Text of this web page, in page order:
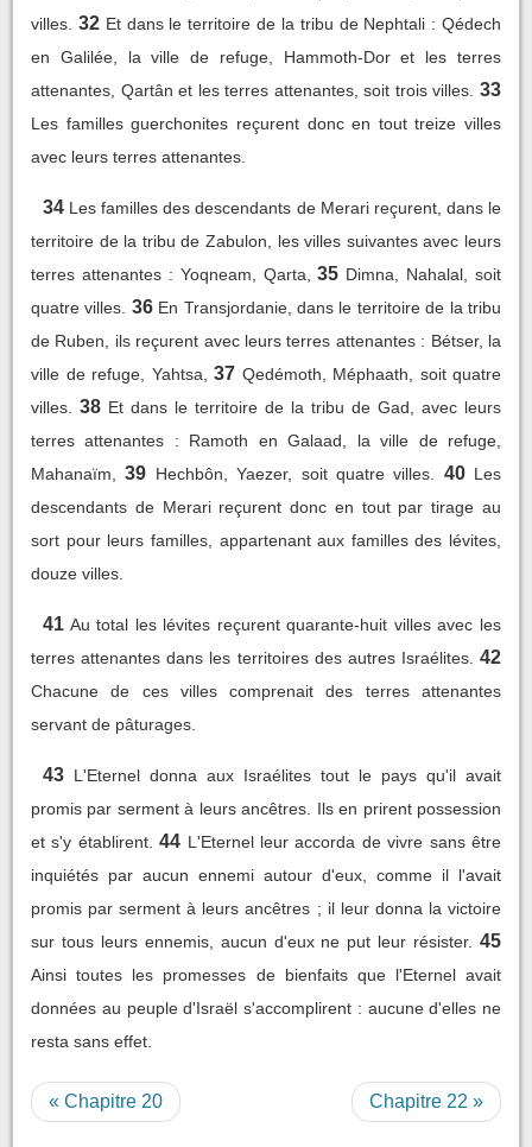
villes. 32 Et dans le territoire de la tribu de Nephtali : Qédech
en Galilée, la ville de refuge, Hammoth-Dor et les terres
attenantes, Qartân et les terres attenantes, soit trois villes. 33
Les familles guerchonites reçurent donc en tout treize villes
avec leurs terres attenantes.
34 Les familles des descendants de Merari reçurent, dans le
territoire de la tribu de Zabulon, les villes suivantes avec leurs
terres attenantes : Yoqneam, Qarta,
35 Dimna, Nahalal, soit
quatre villes. 36 En Transjordanie, dans le territoire de la tribu
de Ruben, ils reçurent avec leurs terres attenantes : Bétser, la
ville de refuge, Yahtsa,
37 Qedémoth, Méphaath, soit quatre
villes.
38 Et dans le territoire de la tribu de Gad, avec leurs
terres attenantes : Ramoth en Galaad, la ville de refuge,
Mahanaïm,
39 Hechbôn, Yaezer, soit quatre villes. 40 Les
descendants de Merari reçurent donc en tout par tirage au
sort pour leurs familles, appartenant aux familles des lévites,
douze villes.
41 Au total les lévites reçurent quarante-huit villes avec les
terres attenantes dans les territoires des autres Israélites. 42
Chacune de ces villes comprenait des terres attenantes
servant de pâturages.
43 L'Eternel donna aux Israélites tout le pays qu'il avait
promis par serment à leurs ancêtres. Ils en prirent possession
et s'y établirent. 44 L'Eternel leur accorda de vivre sans être
inquiétés par aucun ennemi autour d'eux, comme il l'avait
promis par serment à leurs ancêtres ; il leur donna la victoire
sur tous leurs ennemis, aucun d'eux ne put leur résister. 45
Ainsi toutes les promesses de bienfaits que l'Eternel avait
données au peuple d'Israël s'accomplirent : aucune d'elles ne
resta sans effet.
« Chapitre 20 Chapitre 22 »